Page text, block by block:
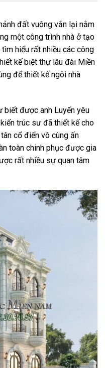
đất vuông vắn lại nằm
một công trình nhà ở tạo
hiểu rất nhiều các công
kế biệt thự lâu đài Miền
để thiết kế ngôi nhà
biết được anh Luyến yêu
trúc sư đã thiết kế cho
cổ điển vô cùng ấn
toàn chinh phục được gia
rất nhiều sự quan tâm